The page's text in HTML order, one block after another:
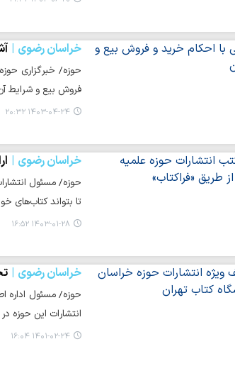
خراسان رضوی
حوزه/ خبرگزاری
فروش بیع و شرایط
۱۴۰۳-۰۴-۲۴ ۲۰:۳۲
خراسان رضوی
حوزه/ مسئول
تا بتواند کتاب‌های
۱۴۰۳-۰۱-۲۸ ۱۶:۵۲
خراسان رضوی
انتشارات این حوزه
۱۴۰۱-۰۲-۲۴ ۱۶:۰۴